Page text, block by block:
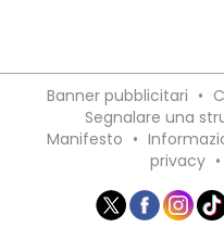
Banner pubblicitari •
Segnalare una
Manifesto •
privacy •